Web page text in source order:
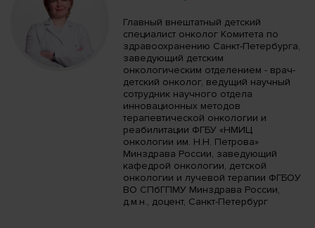
Главный внештатный детский
специалист онколог Комитета по
здравоохранению Санкт-Петербурга,
заведующий детским
онкологическим отделением - врач-
детский онколог, ведущий научный
сотрудник научного отдела
инновационных методов
терапевтической онкологии и
реабилитации ФГБУ «НМИЦ
онкологии им. Н.Н. Петрова»
Минздрава России, заведующий
кафедрой онкологии, детской
онкологии и лучевой терапии ФГБОУ
ВО СПбГПМУ Минздрава России,
д.м.н., доцент, Санкт-Петербург